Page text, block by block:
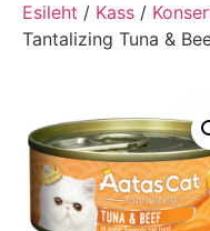
Esileht / Kass /
Tantalizing Tuna &